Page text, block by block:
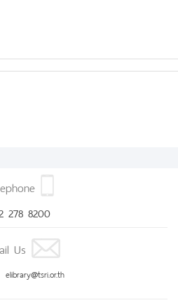
278 8200
Us
elibrary@tsri.or.th